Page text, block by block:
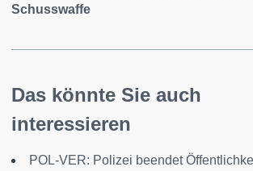
Schusswaffe
Das könnte Sie auch
interessieren
POL-VER: Polizei beendet